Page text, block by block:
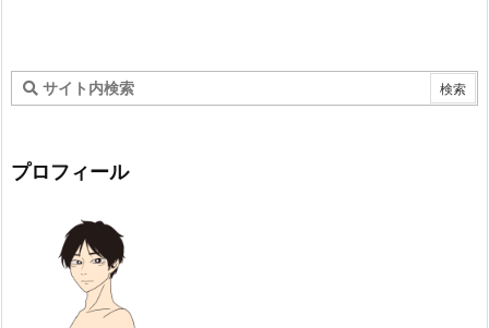
プロフィール